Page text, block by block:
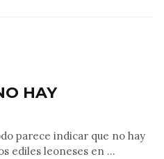
HAY
parece indicar que no hay
ediles leoneses en ...